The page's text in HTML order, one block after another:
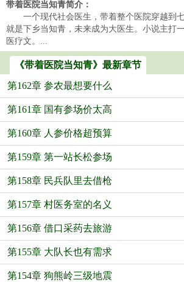
带着医院当知青简介：
一个现代社会医生，带着整个医院穿越到
就是下乡当知青，未来成为大医生。小说主打
医疗文。...
《带着医院当知青》最新章节
第162章 参农最想要什么
第161章 国有参场价太高
第160章 人参价格超预算
第159章 第一站长松参场
第158章 民兵队里去借枪
第157章 村医务室的名义
第156章 借口采药去旅游
第155章 大队长也有需求
第154章 狗熊岭三级地震